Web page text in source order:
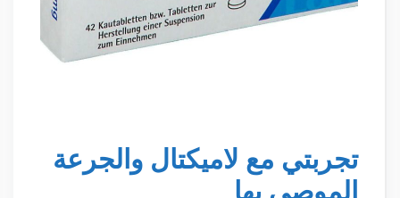
تجربتي مع لاميكتال والجرعة
الموصي بها